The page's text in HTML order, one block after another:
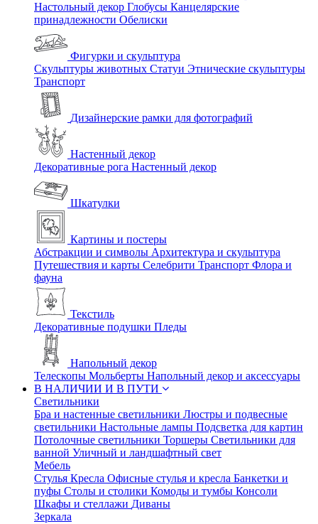
Настольный декор Глобусы Канцелярские
принадлежности Обелиски
Фигурки и скульптура
Скульптуры животных Статуи Этнические скульптуры
Транспорт
Дизайнерские рамки для фотографий
Настенный декор
Декоративные рога Настенный декор
Шкатулки
Картины и постеры
Абстракции и символы Архитектура и скульптура
Путешествия и карты Селебрити Транспорт Флора и
фауна
Текстиль
Декоративные подушки Пледы
Напольный декор
Телескопы Мольберты Напольный декор и аксессуары
В НАЛИЧИИ И В ПУТИ
Светильники
Бра и настенные светильники Люстры и подвесные
светильники Настольные лампы Подсветка для картин
Потолочные светильники Торшеры Светильники для
ванной Уличный и ландшафтный свет
Мебель
Стулья Кресла Офисные стулья и кресла Банкетки и
пуфы Столы и столики Комоды и тумбы Консоли
Шкафы и стеллажи Диваны
Зеркала